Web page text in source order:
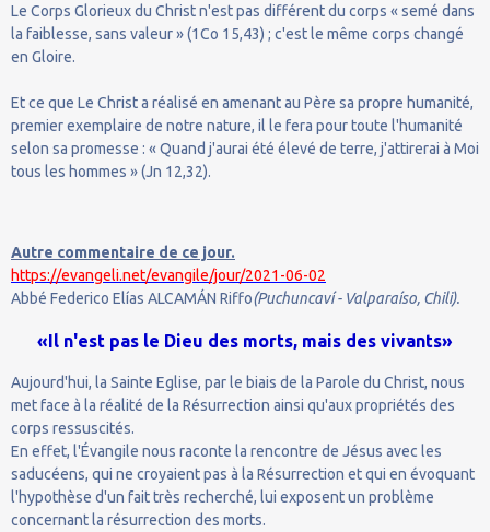
Le Corps Glorieux du Christ n'est pas différent du corps « semé dans
la faiblesse, sans valeur » (1Co 15,43) ; c'est le même corps changé
en Gloire.
Et ce que Le Christ a réalisé en amenant au Père sa propre humanité,
premier exemplaire de notre nature, il le fera pour toute l'humanité
selon sa promesse : « Quand j'aurai été élevé de terre, j'attirerai à Moi
tous les hommes » (Jn 12,32).
Autre commentaire de ce jour.
https://evangeli.net/evangile/jour/2021-06-02
Abbé Federico Elías ALCAMÁN Riffo(Puchuncaví - Valparaíso, Chili).
«Il n'est pas le Dieu des morts, mais des vivants»
Aujourd'hui, la Sainte Eglise, par le biais de la Parole du Christ, nous
met face à la réalité de la Résurrection ainsi qu'aux propriétés des
corps ressuscités.
En effet, l'Évangile nous raconte la rencontre de Jésus avec les
saducéens, qui ne croyaient pas à la Résurrection et qui en évoquant
l'hypothèse d'un fait très recherché, lui exposent un problème
concernant la résurrection des morts.